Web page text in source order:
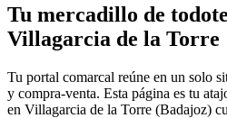
Tu mercadillo de
Villagarcia de la Torre
Tu portal comarcal reúne en un solo
y compra-venta. Esta página es tu
en Villagarcia de la Torre (Badajoz)